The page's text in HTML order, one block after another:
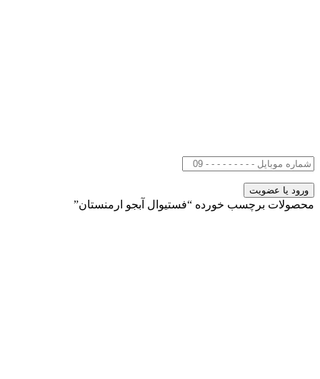
محصولات برچسب خورده “فستیوال آبجو ارمنستان”